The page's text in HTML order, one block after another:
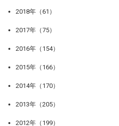
2018年（61）
2017年（75）
2016年（154）
2015年（166）
2014年（170）
2013年（205）
2012年（199）